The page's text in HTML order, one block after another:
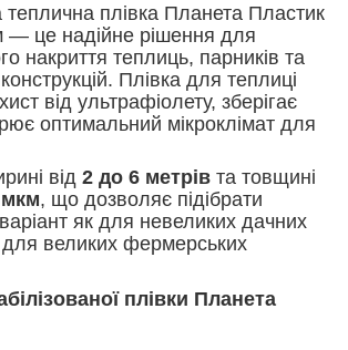
теплична плівка Планета Пластик
— це надійне рішення для
накриття теплиць, парників та
Плівка для теплиці
від ультрафіолету, зберігає
оптимальний мікроклімат для
від 2 до 6 метрів та товщині
, що дозволяє підібрати
як для невеликих дачних
для великих фермерських
плівки Планета